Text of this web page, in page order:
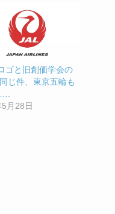
ゴと旧創価学会の
じ件、東京五輪も
月28日